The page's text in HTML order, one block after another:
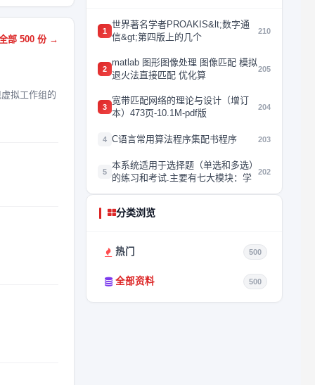
部 500 份 →
拟工作组的
1
世界著名学者PROAKIS&lt;数字通
信&gt;第四版上的几个
210
2
matlab 图形图像处理 图像匹配 模拟
退火法直接匹配 优化算
205
3
宽带匹配网络的理论与设计（增订
本）473页-10.1M-pdf版
204
4 C语言常用算法程序集配书程序 203
5
本系统适用于选择题（单选和多选）
的练习和考试.主要有七大模块：学
202
分类浏览
热门 500
全部资料 500